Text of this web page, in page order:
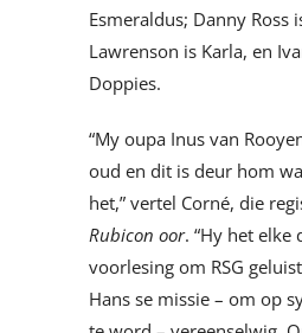
Esmeraldus; Danny Ross
Lawrenson is Karla, en
Doppies.
“My oupa Inus van
oud en dit is deur hom
het,” vertel Corné, die
Rubicon oor. “Hy het elke
voorlesing om RSG
Hans se missie – om op